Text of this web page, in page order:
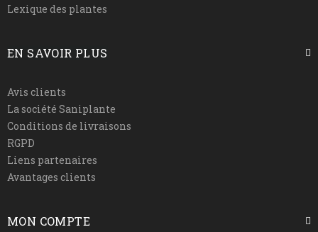
Lexique des plantes
EN SAVOIR PLUS
Avis clients
La société Saniplante
Conditions de livraisons
RGPD
Liens partenaires
Avantages clients
MON COMPTE